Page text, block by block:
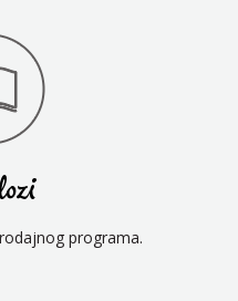
programa.